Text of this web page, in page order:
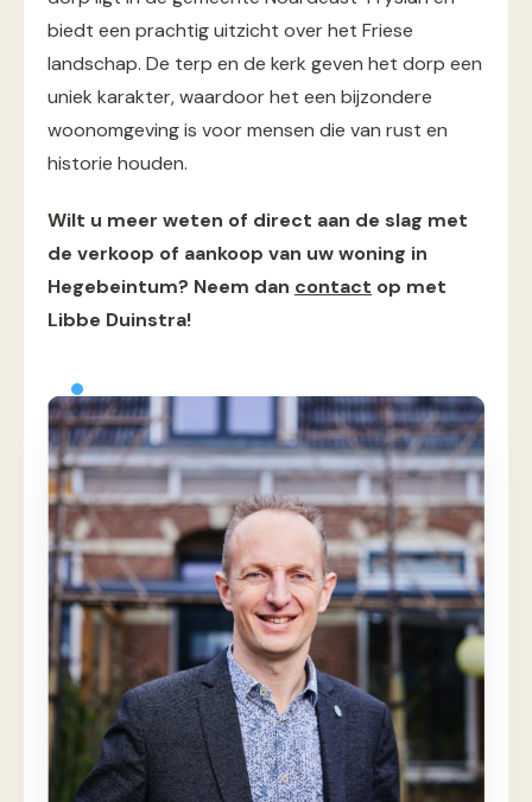
biedt een prachtig uitzicht over het Friese
landschap. De terp en de kerk geven het dorp een
uniek karakter, waardoor het een bijzondere
woonomgeving is voor mensen die van rust en
historie houden.
Wilt u meer weten of direct aan de slag met
de verkoop of aankoop van uw woning in
Hegebeintum? Neem dan contact op met
Libbe Duinstra!